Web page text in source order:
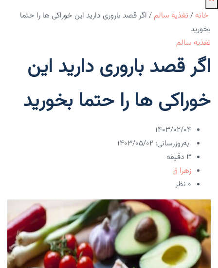
خانه / تغذیه سالم / اگر قصد باروری دارید این خوراکی ها را حتما
بخورید
تغذیه سالم
اگر قصد باروری دارید این
خوراکی ها را حتما بخورید
۱۴۰۳/۰۲/۰۴
به‌روزرسانی: ۱۴۰۳/۰۵/۰۲
3 دقیقه
زهرا ق
۰ نظر